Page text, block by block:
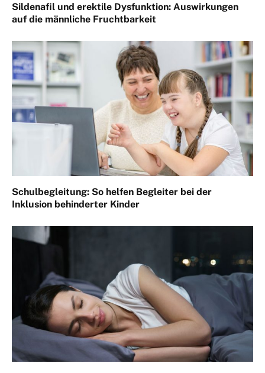
Sildenafil und erektile Dysfunktion: Auswirkungen
auf die männliche Fruchtbarkeit
Schulbegleitung: So helfen Begleiter bei der
Inklusion behinderter Kinder